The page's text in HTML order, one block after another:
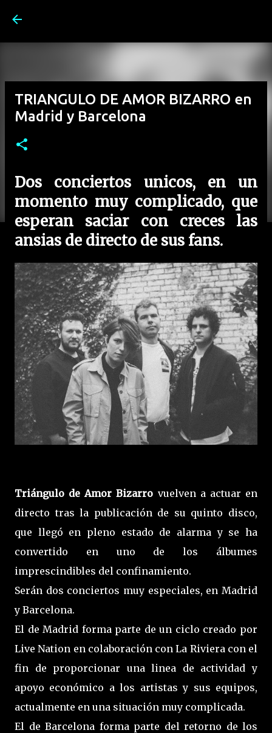
TRIANGULO DE AMOR BIZARRO en
Madrid y Barcelona
Dos conciertos unicos, en un
momento muy complicado, que
esperan saciar con creces las
ansias de directo de sus fans.
Triángulo de Amor Bizarro vuelven a actuar en
directo tras la publicación de su quinto disco,
que llegó en pleno estado de alarma y se ha
convertido en uno de los álbumes
imprescindibles del confinamiento.
Serán dos conciertos muy especiales, en Madrid
y Barcelona.
El de Madrid forma parte de un ciclo creado por
Live Nation en colaboración con La Riviera con el
fin de proporcionar una linea de actividad y
apoyo económico a los artistas y sus equipos,
actualmente en una situación muy complicada.
El de Barcelona forma parte del retorno de los